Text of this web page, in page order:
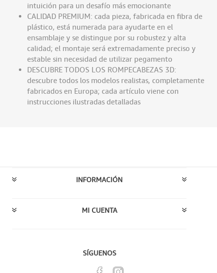
intuición para un desafío más emocionante
CALIDAD PREMIUM: cada pieza, fabricada en fibra de
plástico, está numerada para ayudarte en el
ensamblaje y se distingue por su robustez y alta
calidad; el montaje será extremadamente preciso y
estable sin necesidad de utilizar pegamento
DESCUBRE TODOS LOS ROMPECABEZAS 3D:
descubre todos los modelos realistas, completamente
fabricados en Europa; cada artículo viene con
instrucciones ilustradas detalladas
INFORMACIÓN
MI CUENTA
SÍGUENOS